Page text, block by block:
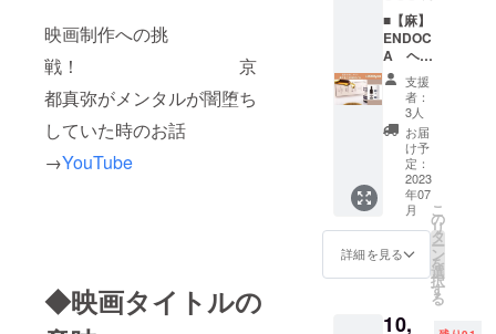
映画制作への挑
戦！ 京
都真弥がメンタルが闇堕ち
していた時のお話
→YouTube
◆映画タイトルの
ミュニ
ティ
「harm
onie~月
を癒し
調和す
る~」も
活動
中。
canva
を使っ
たコ
ラー
ジュ
アート
の講座
もの 想
時間 ・
生まれ
た時の
名前(旧
姓・
ローマ
字)
【clubh
ouse】
https://
www.cl
ubhous
e.com/c
ndelle-
%E3%8
E3%83
相性鑑
定付き
です！
(だっ
て知り
たいで
すよね
♡) ◆必
要なも
の 生年
月日(可
能であ
れば生
時間) 気
になる
も可能
動きや
すい低
めの
ヒール
がオス
スメで
催日時
場所は
東京(５
月後半
以降)
で、備
選択を
お願い
れぞれ
フォ
ローし
ます。
１支援
でお１
人様参
加可能
です。
●時間
２時間
レッス
装・靴
・動き
やすい
服 ・ス
くれま
す。 10
人前後
の少人
数制の
教室に
なりま
す。 ペ
アダン
スです
が、女
性１人
での参
加、男
性１人
す。 講
■【麻】
ENDOC
A ヘン
プオイ
ルド
ロップ
ス
300mg
CBD（
3%）
「Shop
Yorishir
o」から
商品提
供。 ・
正式名
Cannab
支援
者：
3人
お届
け予
定：
2023
年07
月
詳細を見る
こ
の
リ
タ
ー
ン
を
選
択
す
る
10,